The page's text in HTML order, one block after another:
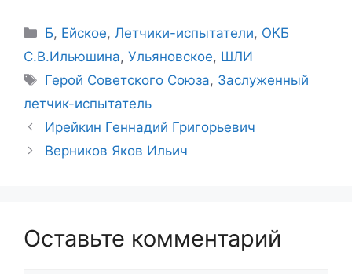
Рубрики
Б, Ейское,Летчики-испытатели, ОКБ
С.В.Ильюшина, Ульяновское, ШЛИ
Метки
Герой Советского Союза, Заслуженный
летчик-испытатель
Ирейкин Геннадий Григорьевич
Верников Яков Ильич
Оставьте комментарий